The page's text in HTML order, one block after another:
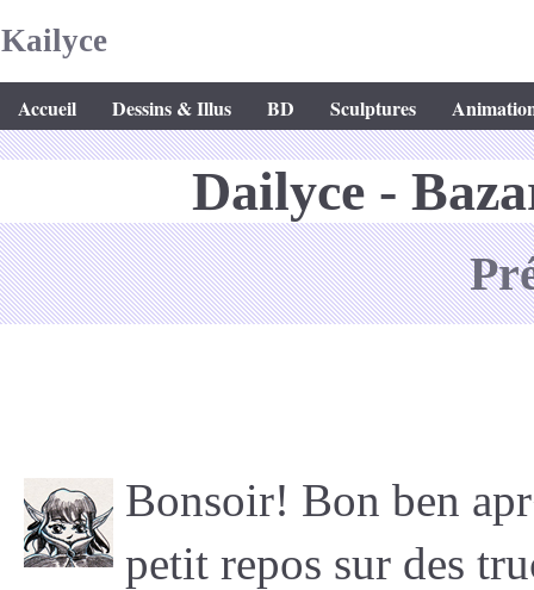
Kailyce
Accueil Dessins & Illus BD Sculptures
Dailyce -
Bonsoir! Bon ben
petit repos sur des